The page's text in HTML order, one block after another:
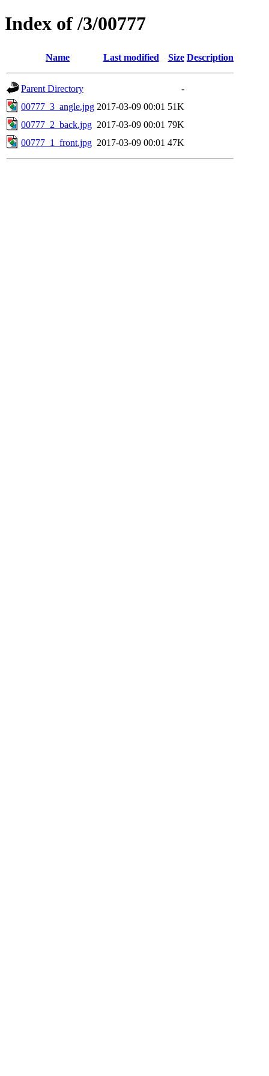
Index of /3/00777
Name Last modified Size Description
Parent Directory
-
00777_3_angle.jpg 2017-03-09 00:01 51K
00777_2_back.jpg 2017-03-09 00:01 79K
00777_1_front.jpg 2017-03-09 00:01 47K